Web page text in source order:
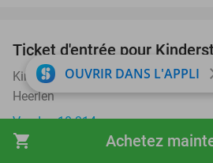
shopping_cart Achetez
Ticket d'entrée pour
Kinderstad Heerlen
Heerlen
Vendu : 10.314
OUVRIR DANS L'APPLI